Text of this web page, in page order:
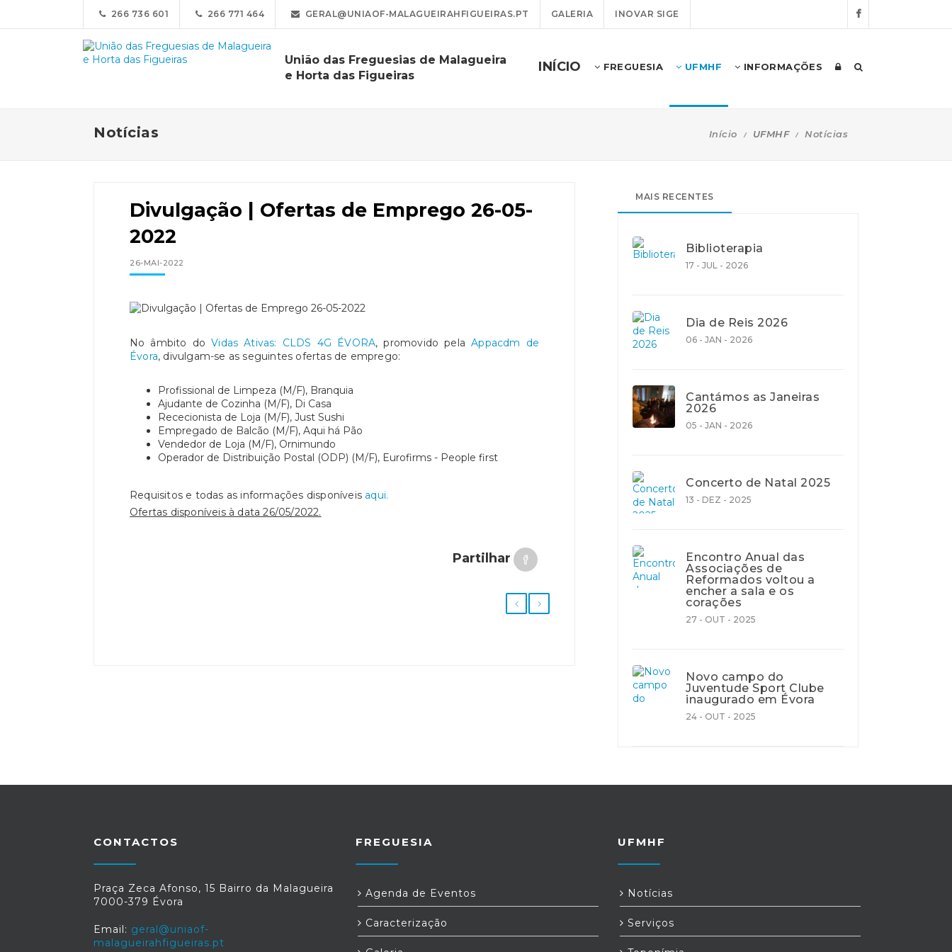
266 736 601 266 771 464 GERAL@UNIAOF-MALAGUEIRAHFIGUEIRAS.PT GALERIA INOVAR SIGE
União das Freguesias de Malagueira
e Horta das Figueiras
INÍCIO FREGUESIA UFMHF INFORMAÇÕES
Notícias Início UFMHF Notícias
Divulgação | Ofertas de Emprego 26-05-
2022
26-MAI-2022
No âmbito doVidas Ativas: CLDS 4G ÉVORA, promovido pelaAppacdm de
Évora, divulgam-se as seguintes ofertas de emprego:
Profissional de Limpeza (M/F), Branquia
Ajudante de Cozinha (M/F), Di Casa
Rececionista de Loja (M/F), Just Sushi
Empregado de Balcão (M/F), Aqui há Pão
Vendedor de Loja (M/F), Ornimundo
Operador de Distribuição Postal (ODP) (M/F), Eurofirms - People first
Requisitos e todas as informações disponíveis aqui.
Ofertas disponíveis à data 26/05/2022.
Partilhar
MAIS RECENTES
Biblioterapia
17 - JUL - 2026
Dia de Reis 2026
06 - JAN - 2026
Cantámos as Janeiras
2026
05 - JAN - 2026
Concerto de Natal 2025
13 - DEZ - 2025
Encontro Anual das
Associações de
Reformados voltou a
encher a sala e os
corações
27 - OUT - 2025
Novo campo do
Juventude Sport Clube
inaugurado em Évora
24 - OUT - 2025
CONTACTOS
Praça Zeca Afonso, 15 Bairro da Malagueira
7000-379 Évora
Email: geral@uniaof-
malagueirahfigueiras.pt
FREGUESIA
Agenda de Eventos
Caracterização
UFMHF
Notícias
Serviços